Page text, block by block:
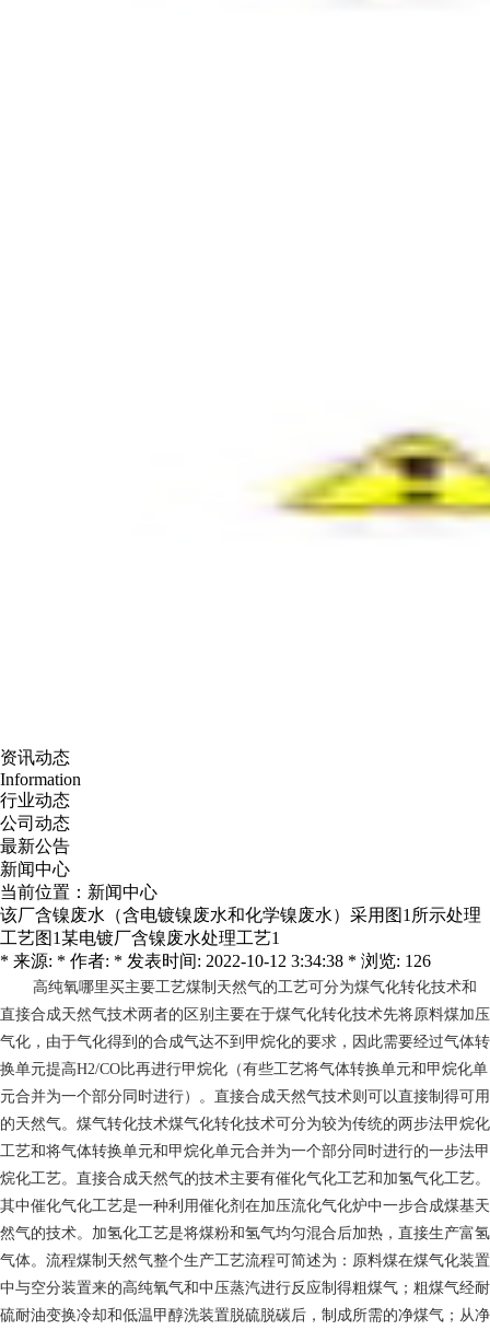
资讯动态
Information
行业动态
公司动态
最新公告
新闻中心
当前位置： 新闻中心
该厂含镍废水（含电镀镍废水和化学镍废水）采用图1所示处理
工艺图1某电镀厂含镍废水处理工艺1
* 来源: * 作者: * 发表时间: 2022-10-12 3:34:38 * 浏览: 126
高纯氧哪里买主要工艺煤制天然气的工艺可分为煤气化转化技术和
直接合成天然气技术两者的区别主要在于煤气化转化技术先将原料煤加压
气化，由于气化得到的合成气达不到甲烷化的要求，因此需要经过气体转
换单元提高H2/CO比再进行甲烷化（有些工艺将气体转换单元和甲烷化单
元合并为一个部分同时进行）。直接合成天然气技术则可以直接制得可用
的天然气。煤气转化技术煤气化转化技术可分为较为传统的两步法甲烷化
工艺和将气体转换单元和甲烷化单元合并为一个部分同时进行的一步法甲
烷化工艺。直接合成天然气的技术主要有催化气化工艺和加氢气化工艺。
其中催化气化工艺是一种利用催化剂在加压流化气化炉中一步合成煤基天
然气的技术。加氢化工艺是将煤粉和氢气均匀混合后加热，直接生产富氢
气体。流程煤制天然气整个生产工艺流程可简述为：原料煤在煤气化装置
中与空分装置来的高纯氧气和中压蒸汽进行反应制得粗煤气；粗煤气经耐
硫耐油变换冷却和低温甲醇洗装置脱硫脱碳后，制成所需的净煤气；从净